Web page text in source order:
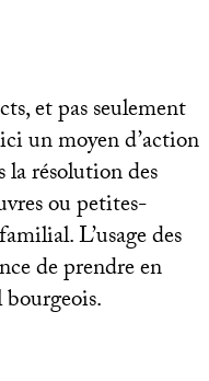
et pas seulement
un moyen d’action
résolution des
ou petites-
L’usage des
de prendre en